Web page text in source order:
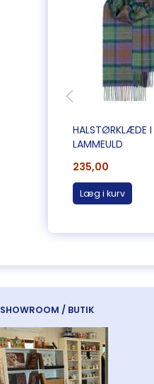
HALSTØRKLÆDE I
LAMMEULD
235,00
Læg i kurv
SHOWROOM / BUTIK